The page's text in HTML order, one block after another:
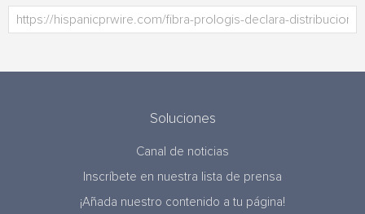
Soluciones
Canal de noticias
Inscríbete en nuestra lista de prensa
¡Añada nuestro contenido a tu página!